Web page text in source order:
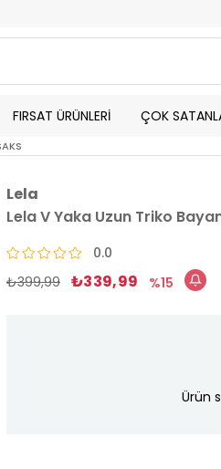
FIRSAT ÜRÜNLERİ ÇOK
Lela
Lela V Yaka Uzun Triko
0.0
₺399,99 ₺339,99 15
Ürün